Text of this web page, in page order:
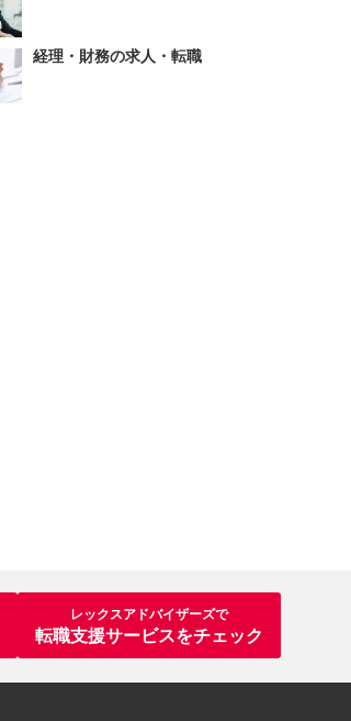
経理・財務の求人・転職
レックスアドバイザーズで
転職支援サービスをチェック